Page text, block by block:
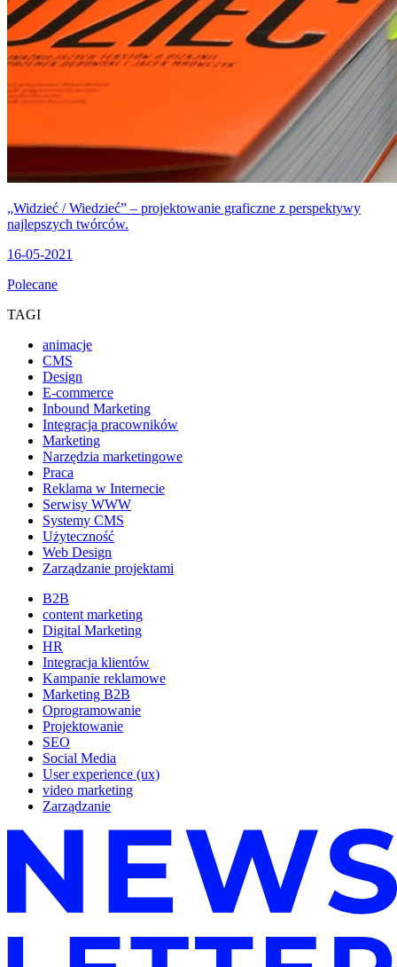
„Widzieć / Wiedzieć” – projektowanie graficzne z perspektywy
najlepszych twórców.
16-05-2021
Polecane
TAGI
animacje
CMS
Design
E-commerce
Inbound Marketing
Integracja pracowników
Marketing
Narzędzia marketingowe
Praca
Reklama w Internecie
Serwisy WWW
Systemy CMS
Użyteczność
Web Design
Zarządzanie projektami
B2B
content marketing
Digital Marketing
HR
Integracja klientów
Kampanie reklamowe
Marketing B2B
Oprogramowanie
Projektowanie
SEO
Social Media
User experience (ux)
video marketing
Zarządzanie